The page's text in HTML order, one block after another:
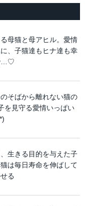
母猫と母アヒル。愛情
、子猫達もヒナ達も幸
…♡
そばから離れない猫の
を見守る愛情いっぱい
生きる目的を与えた子
は毎日寿命を伸ばして
る